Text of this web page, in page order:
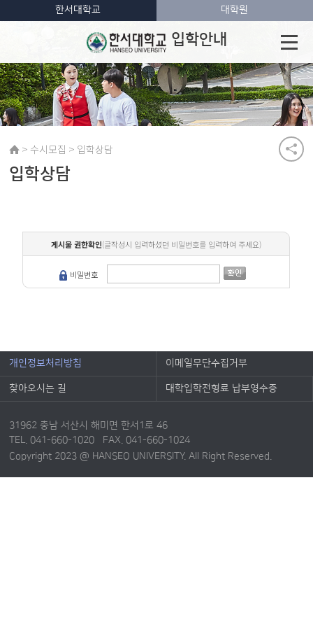
입학안내
한서대학교 대학원
> 수시모집 > 입학상담
입학상담
게시물 권한확인(글작성시 입력하셨던 비밀번호를 입력하여 주세요)
비밀번호
개인정보처리방침 이메일무단수집거부
찾아오시는 길 대학입학전형료 납부영수증
31962 충남 서산시 해미면 한서1로 46
TEL. 041-660-1020 FAX. 041-660-1024
Copyright 2023 @ HANSEO UNIVERSITY. All Right Reserved.